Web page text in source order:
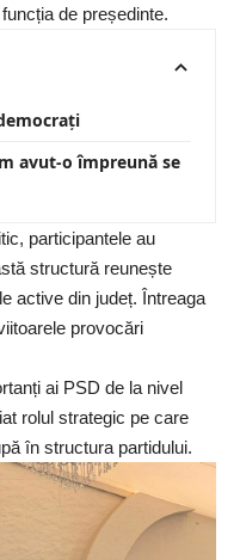
de președinte.
avut-o împreună se
participantele au
structură reunește
active din județ. Întreaga
provocări
ai PSD de la nivel
rolul strategic pe care
în structura partidului.